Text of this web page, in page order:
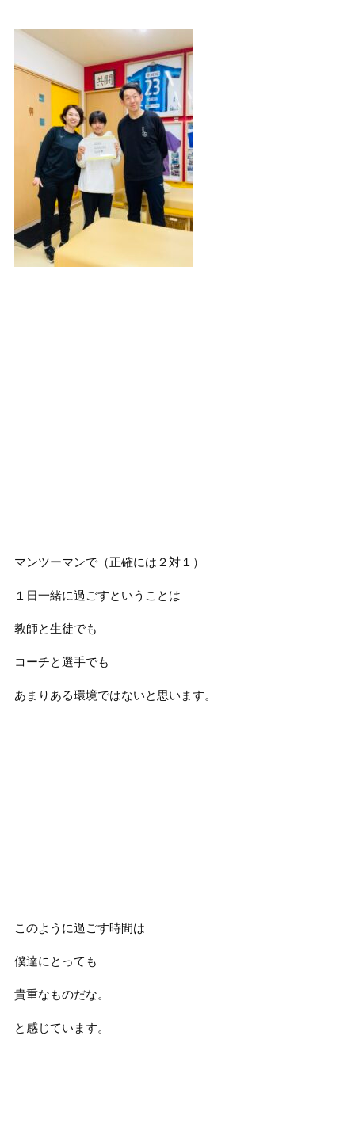
マンツーマンで（正確には２対１）
１日一緒に過ごすということは
教師と生徒でも
コーチと選手でも
あまりある環境ではないと思います。
このように過ごす時間は
僕達にとっても
貴重なものだな。
と感じています。